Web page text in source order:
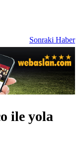
Sonraki Haber
ile yola